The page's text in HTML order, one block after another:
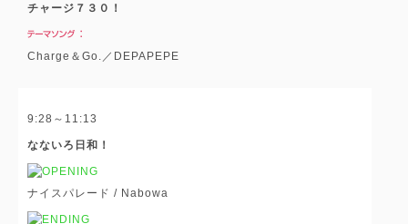
チャージ７３０！
Charge＆Go.／DEPAPEPE
9:28～11:13
なないろ日和！
ナイスパレード / Nabowa